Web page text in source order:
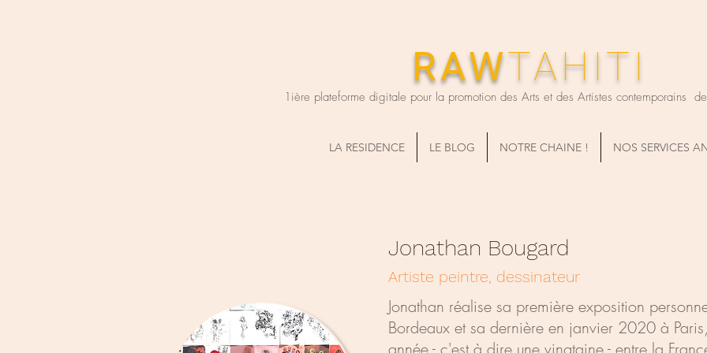
RAWTAHITI
1ière plateforme digitale pour la promotion des Arts et des Artistes contemporains
LA RESIDENCE LE BLOG NOTRE CHAINE ! NOS SERVICES
Jonathan Bougard
Artiste peintre, dessinateur
Jonathan réalise sa première exposition
Bordeaux et sa dernière en janvier 2020 à
année - c'est à dire une vingtaine - entre la